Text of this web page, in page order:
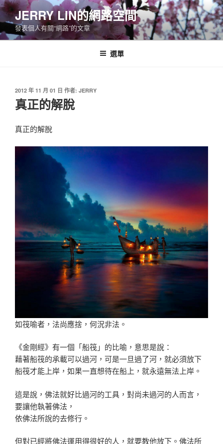
跳
至
主
要
JERRY LIN的網路空間
發表個人有關“網路”的文章
選單
發
佈
於
2012 年 11 月 01 日 作者: JERRY
真正的解脫
真正的解脫
如筏喻者，法尚應捨，何況非法。
《金剛經》有一個「船筏」的比喻，意思是說：
藉著船筏的承載可以過河，可是一旦過了河，就必須放下
船筏才能上岸，如果一直想待在船上，就永遠無法上岸。
這是說，佛法就好比過河的工具，對尚未過河的人而言，
要讓他執著佛法，
依佛法所說的去修行。
但對已經將佛法運用得很好的人，就要教他放下。佛法所